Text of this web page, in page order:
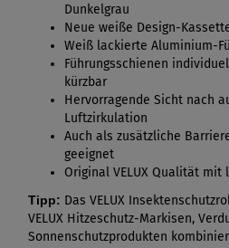
Dunkelgrau
Neue weiße Design-
Weiß lackierte Aluminium-
Führungsschienen
kürzbar
Hervorragende Sicht nach
Luftzirkulation
Auch als zusätzliche
geeignet
Original VELUX Qualität mit
Tipp: Das VELUX
VELUX Hitzeschutz-Markisen,
Sonnenschutzprodukten